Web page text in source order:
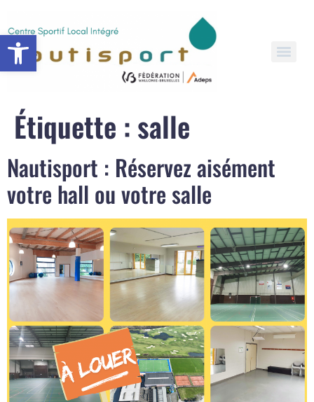
Open toolbar
Étiquette : salle
Nautisport : Réservez aisément
votre hall ou votre salle